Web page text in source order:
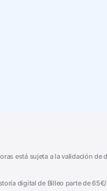
está sujeta a la validación
digital de Billeo parte de